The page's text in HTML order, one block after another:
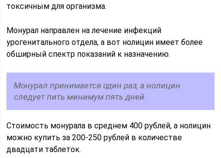
токсичным для организма.
Монурал направлен на лечение инфекций
урогенитального отдела, а вот нолицин имеет более
обширный спектр показаний к назначению.
Монурал принимается один раз, а нолицин
следует пить минимум пять дней.
Стоимость монурала в среднем 400 рублей, а нолицин
можно купить за 200-250 рублей в количестве
двадцати таблеток.